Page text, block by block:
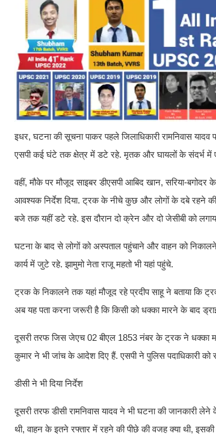
इधर, घटना की सूचना पाकर पहले जिलाधिकारी रामनिवास
एसपी कई घंटे तक क्षेत्र में डटे रहे. मृतक और घायलों के संदर्भ में
वहीं, मौके पर मौजूद साइबर डीएसपी आबिद खान, सरिया-बगोदर
आवश्यक निर्देश दिया. ट्रक के नीचे कुछ और लोगों के दबे रहने की
बजे तक यहीं डटे रहे. इस दौरान दो क्रेन और दो जेसीबी को
घटना के बाद से लोगों को अस्पताल पहुंचाने और वाहन को निकालने
कार्य में जुटे रहे. झामुमो नेता राजू महतो भी यहां पहुंचे.
ट्रक के निकालने तक यहां मौजूद रहे प्रदीप साहू ने बताया कि
अब यह पता करना जरूरी है कि किसी को धक्का मारने के बाद
दूसरी तरफ जिस जेएच 02 बीएल 1853 नंबर के ट्रक ने धक्का
कुमार ने भी जांच के आदेश दिए हैं. एसपी ने पुलिस पदाधिकारी
डीसी ने भी दिया निर्देश
दूसरी तरफ डीसी रामनिवास यादव ने भी घटना की जानकारी
थी, वाहन के इतने रफ्तार में रहने की पीछे की वजह क्या थी, इसकी